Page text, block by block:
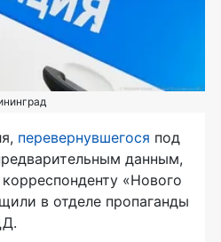
перевернувшегося под
данным,
«Нового
в отделе пропаганды